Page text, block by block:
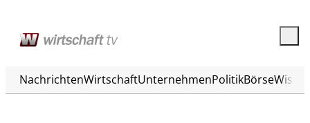
NachrichtenWirtschaftUnternehmenPolitikBörse